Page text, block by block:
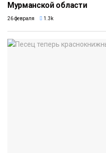
Мурманской области
26 февраля 1.3k